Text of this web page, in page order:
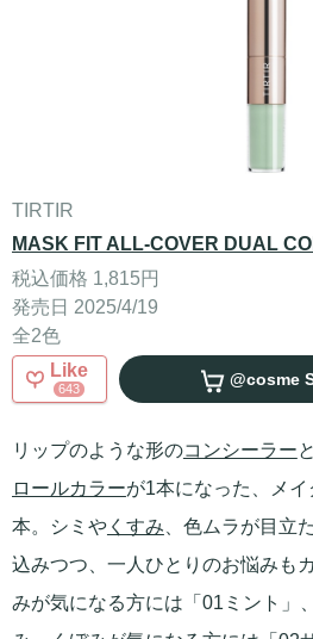
TIRTIR
MASK FIT ALL-COVER DUAL
税込価格 1,815円
発売日 2025/4/19
全2色
Like
643 @cosme
リップのような形のコンシーラー
ロールカラーが1本になった、メ
本。シミやくすみ 、色ムラが目立
込みつつ、一人ひとりのお悩みも
みが気になる方には「01ミント」